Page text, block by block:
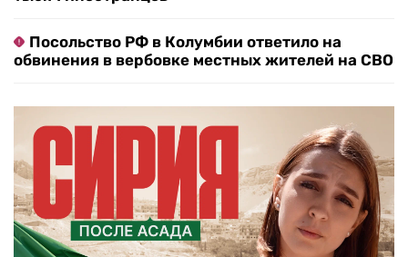
Посольство РФ в Колумбии ответило на
обвинения в вербовке местных жителей на СВО